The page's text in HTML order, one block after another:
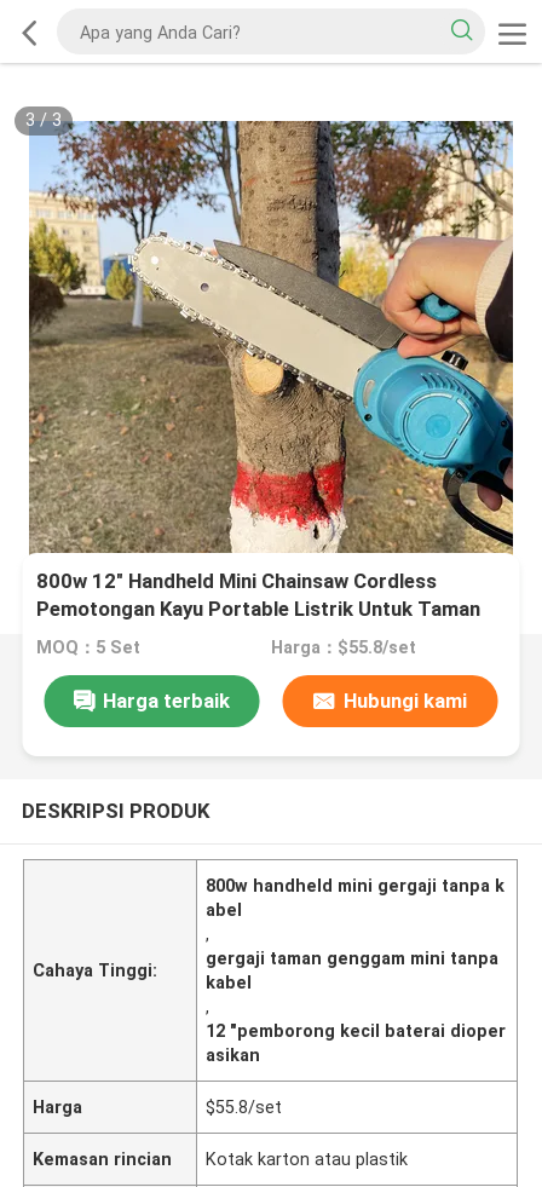
3/3
800w 12" Handheld Mini Chainsaw Cordless
Pemotongan Kayu Portable Listrik Untuk Taman
MOQ：5 Set Harga：$55.8/set
Harga terbaik Hubungi kami
DESKRIPSI PRODUK
Cahaya Tinggi:
800w handheld mini gergaji tanpa k
abel
,
gergaji taman genggam mini tanpa
kabel
,
12 "pemborong kecil baterai dioper
asikan
Harga $55.8/set
Kemasan rincian Kotak karton atau plastik